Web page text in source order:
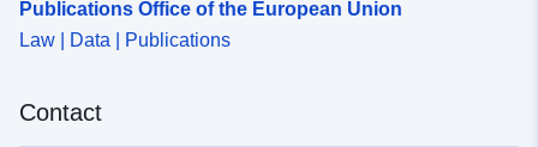
Publications Office of the European Union
Law | Data | Publications
Contact